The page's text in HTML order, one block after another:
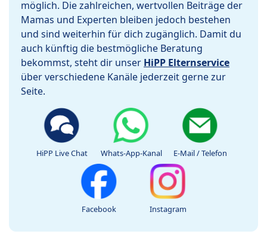
möglich. Die zahlreichen, wertvollen Beiträge der
Mamas und Experten bleiben jedoch bestehen
und sind weiterhin für dich zugänglich. Damit du
auch künftig die bestmögliche Beratung
bekommst, steht dir unser HiPP Elternservice
über verschiedene Kanäle jederzeit gerne zur
Seite.
HiPP Live Chat Whats-App-Kanal E-Mail / Telefon
Facebook Instagram